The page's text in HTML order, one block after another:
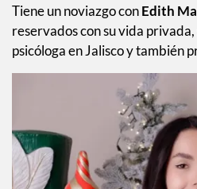
Tiene un noviazgo conEdith
reservados con su vida privada,
psicóloga en Jalisco y también